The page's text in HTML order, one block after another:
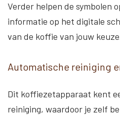
Verder helpen de symbolen
informatie op het digitale
van de koffie van jouw
Automatische reiniging
Dit koffiezetapparaat kent
reiniging, waardoor je zelf